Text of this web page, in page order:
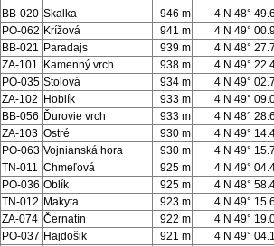
BB-020 Skalka 946 m 4 N 48°
PO-062 Krížová 941 m 4 N 49°
BB-021 Paradajs 939 m 4 N 48°
ZA-101
Kamenný vrch 938 m 4 N 49°
PO-035 Stolová 934 m 4 N 49°
ZA-102
Hoblík 933 m 4 N 49°
BB-056 Ďurovie vrch 933 m 4 N 48°
ZA-103 Ostré 930 m 4 N 49°
PO-063 Vojnianská hora 930 m 4 N 49°
TN-011 Chmeľová 925 m 4 N 49°
PO-036 Oblík 925 m 4 N 48°
TN-012 Makyta 923 m 4 N 49°
ZA-074 Černatín 922 m 4 N 49°
PO-037 Hajdošik 921 m 4 N 49°